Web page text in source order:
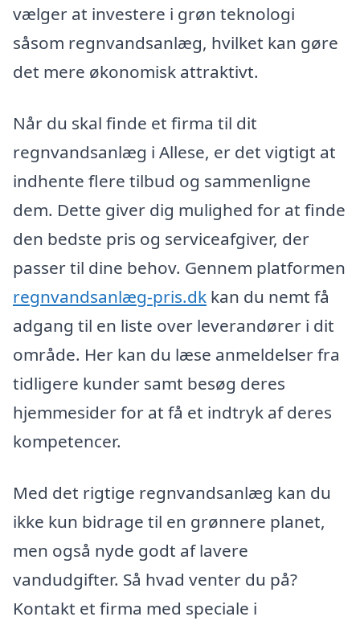
vælger at investere i grøn teknologi
såsom regnvandsanlæg, hvilket kan gøre
det mere økonomisk attraktivt.
Når du skal finde et firma til dit
regnvandsanlæg i Allese, er det vigtigt at
indhente flere tilbud og sammenligne
dem. Dette giver dig mulighed for at finde
den bedste pris og serviceafgiver, der
passer til dine behov. Gennem platformen
regnvandsanlæg-pris.dk kan du nemt få
adgang til en liste over leverandører i dit
område. Her kan du læse anmeldelser fra
tidligere kunder samt besøg deres
hjemmesider for at få et indtryk af deres
kompetencer.
Med det rigtige regnvandsanlæg kan du
ikke kun bidrage til en grønnere planet,
men også nyde godt af lavere
vandudgifter. Så hvad venter du på?
Kontakt et firma med speciale i